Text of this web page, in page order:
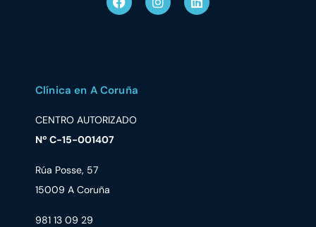
Clínica en A Coruña
CENTRO AUTORIZADO
Nº C-15-001407
Rúa Posse, 57
15009 A Coruña
981 13 09 29